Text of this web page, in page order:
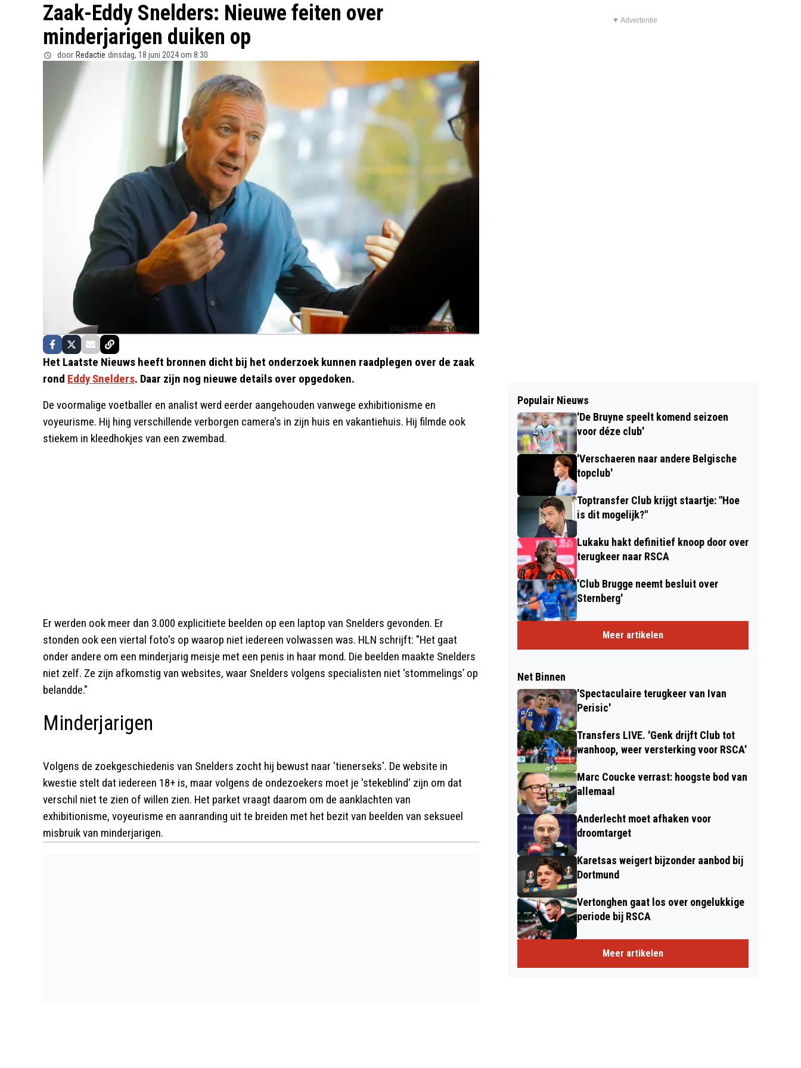
Zaak-Eddy Snelders: Nieuwe feiten over
minderjarigen duiken op
door Redactie dinsdag, 18 juni 2024 om 8:30
Het Laatste Nieuws heeft bronnen dicht bij het onderzoek kunnen raadplegen over de zaak
rond Eddy Snelders. Daar zijn nog nieuwe details over opgedoken.
De voormalige voetballer en analist werd eerder aangehouden vanwege exhibitionisme en
voyeurisme. Hij hing verschillende verborgen camera's in zijn huis en vakantiehuis. Hij filmde ook
stiekem in kleedhokjes van een zwembad.
Er werden ook meer dan 3.000 explicitiete beelden op een laptop van Snelders gevonden. Er
stonden ook een viertal foto's op waarop niet iedereen volwassen was. HLN schrijft: "Het gaat
onder andere om een minderjarig meisje met een penis in haar mond. Die beelden maakte Snelders
niet zelf. Ze zijn afkomstig van websites, waar Snelders volgens specialisten niet ‘stommelings’ op
belandde."
Minderjarigen
Volgens de zoekgeschiedenis van Snelders zocht hij bewust naar 'tienerseks'. De website in
kwestie stelt dat iedereen 18+ is, maar volgens de ondezoekers moet je 'stekeblind' zijn om dat
verschil niet te zien of willen zien. Het parket vraagt daarom om de aanklachten van
exhibitionisme, voyeurisme en aanranding uit te breiden met het bezit van beelden van seksueel
misbruik van minderjarigen.
▼ Advertentie
Populair Nieuws
'De Bruyne speelt komend seizoen
voor déze club'
'Verschaeren naar andere Belgische
topclub'
Toptransfer Club krijgt staartje: "Hoe
is dit mogelijk?"
Lukaku hakt definitief knoop door over
terugkeer naar RSCA
'Club Brugge neemt besluit over
Sternberg'
Meer artikelen
Net Binnen
'Spectaculaire terugkeer van Ivan
Perisic'
Transfers LIVE. 'Genk drijft Club tot
wanhoop, weer versterking voor RSCA'
Marc Coucke verrast: hoogste bod van
allemaal
Anderlecht moet afhaken voor
droomtarget
Karetsas weigert bijzonder aanbod bij
Dortmund
Vertonghen gaat los over ongelukkige
periode bij RSCA
Meer artikelen